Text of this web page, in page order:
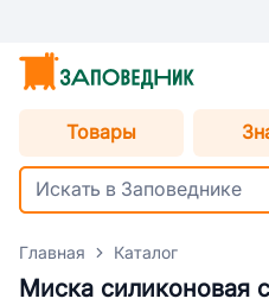
Товары
Главная Каталог
Миска силиконовая